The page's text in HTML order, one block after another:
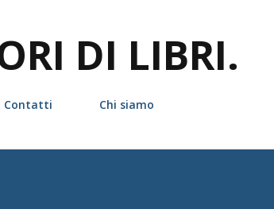
DI LIBRI.
Contatti Chi siamo